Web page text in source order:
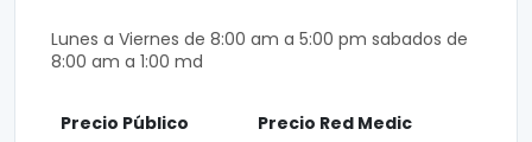
Lunes a Viernes de 8:00 am a 5:00 pm sabados de
8:00 am a 1:00 md
Precio Público
Precio Red Medic